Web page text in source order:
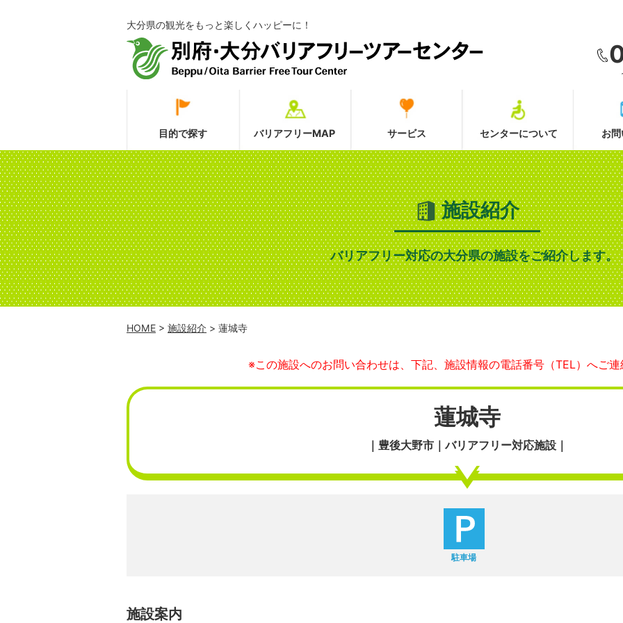
大分県の観光をもっと楽しくハッピーに！
目的で探す バリアフリーMAP サービス センターについて お
施設紹介
バリアフリー対応の大分県の施設をご紹介します。
HOME > 施設紹介 > 蓮城寺
※この施設へのお問い合わせは、下記、施設情報の電話番号（TEL）へご連
蓮城寺
｜豊後大野市｜バリアフリー対応施設｜
駐車場
施設案内